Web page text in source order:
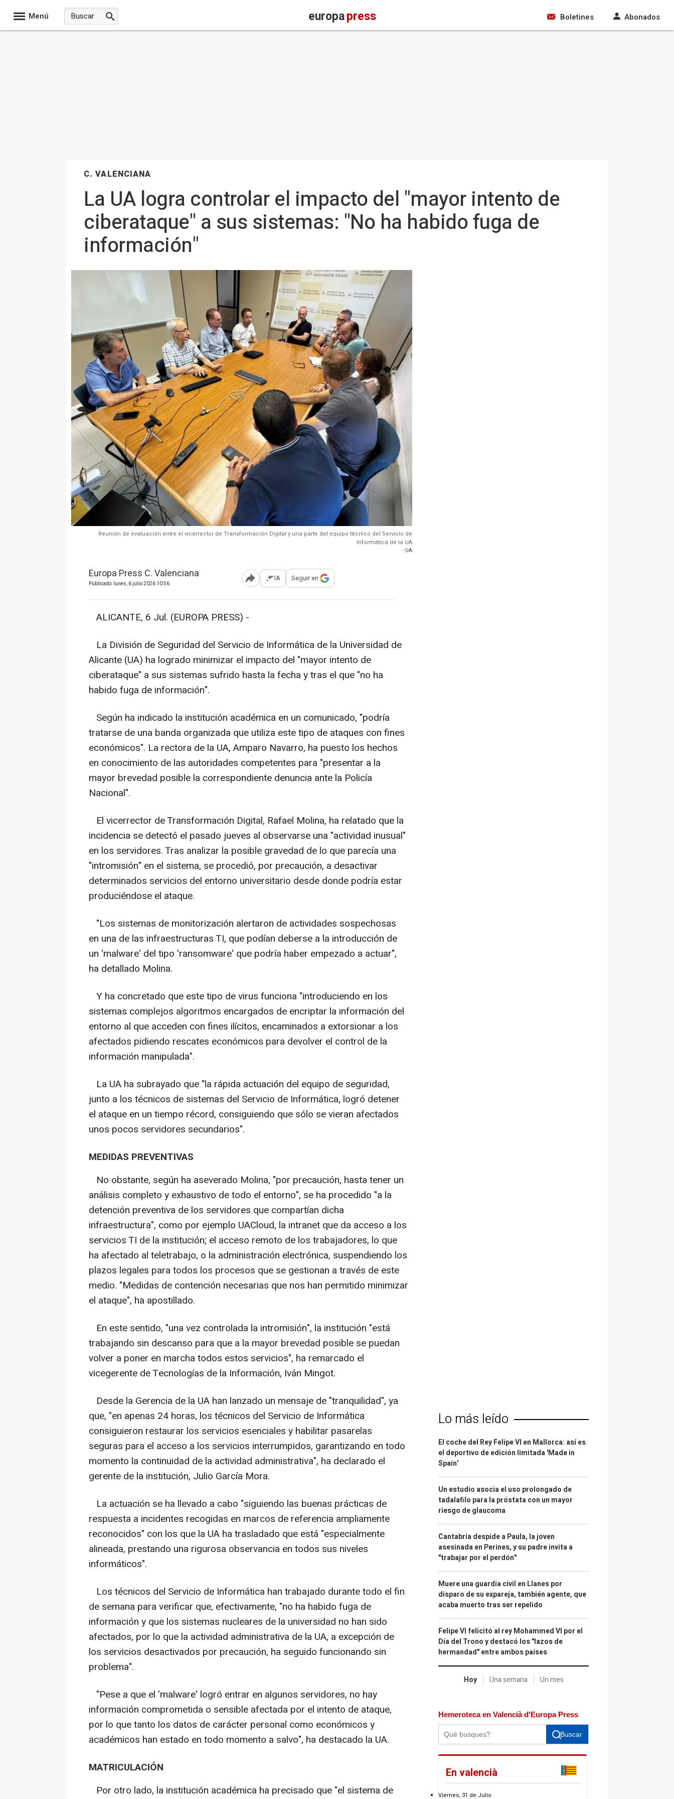
Menú europapress Boletines Abonados
C. VALENCIANA
La UA logra controlar el impacto del "mayor intento de
ciberataque" a sus sistemas: "No ha habido fuga de
información"
Reunión de evaluación entre el vicerrector de Transformación Digital y una parte del equipo técnico del Servicio de
Informática de la UA
- UA
Europa Press C. Valenciana
Publicado: lunes, 6 julio 2026 10:56 Abrir opciones para compartir
IA Seguir en
ALICANTE, 6 Jul. (EUROPA PRESS) -
La División de Seguridad del Servicio de Informática de la Universidad de
Alicante (UA) ha logrado minimizar el impacto del "mayor intento de
ciberataque" a sus sistemas sufrido hasta la fecha y tras el que "no ha
habido fuga de información".
Según ha indicado la institución académica en un comunicado, "podría
tratarse de una banda organizada que utiliza este tipo de ataques con fines
económicos". La rectora de la UA, Amparo Navarro, ha puesto los hechos
en conocimiento de las autoridades competentes para "presentar a la
mayor brevedad posible la correspondiente denuncia ante la Policía
Nacional".
El vicerrector de Transformación Digital, Rafael Molina, ha relatado que la
incidencia se detectó el pasado jueves al observarse una "actividad inusual"
en los servidores. Tras analizar la posible gravedad de lo que parecía una
"intromisión" en el sistema, se procedió, por precaución, a desactivar
determinados servicios del entorno universitario desde donde podría estar
produciéndose el ataque.
"Los sistemas de monitorización alertaron de actividades sospechosas
en una de las infraestructuras TI, que podían deberse a la introducción de
un 'malware' del tipo 'ransomware' que podría haber empezado a actuar",
ha detallado Molina.
Y ha concretado que este tipo de virus funciona "introduciendo en los
sistemas complejos algoritmos encargados de encriptar la información del
entorno al que acceden con fines ilícitos, encaminados a extorsionar a los
afectados pidiendo rescates económicos para devolver el control de la
información manipulada".
La UA ha subrayado que "la rápida actuación del equipo de seguridad,
junto a los técnicos de sistemas del Servicio de Informática, logró detener
el ataque en un tiempo récord, consiguiendo que sólo se vieran afectados
unos pocos servidores secundarios".
MEDIDAS PREVENTIVAS
No obstante, según ha aseverado Molina, "por precaución, hasta tener un
análisis completo y exhaustivo de todo el entorno", se ha procedido "a la
detención preventiva de los servidores que compartían dicha
infraestructura", como por ejemplo UACloud, la intranet que da acceso a los
servicios TI de la institución; el acceso remoto de los trabajadores, lo que
ha afectado al teletrabajo, o la administración electrónica, suspendiendo los
plazos legales para todos los procesos que se gestionan a través de este
medio. "Medidas de contención necesarias que nos han permitido minimizar
el ataque", ha apostillado.
En este sentido, "una vez controlada la intromisión", la institución "está
trabajando sin descanso para que a la mayor brevedad posible se puedan
volver a poner en marcha todos estos servicios", ha remarcado el
vicegerente de Tecnologías de la Información, Iván Mingot.
Desde la Gerencia de la UA han lanzado un mensaje de "tranquilidad", ya
que, "en apenas 24 horas, los técnicos del Servicio de Informática
consiguieron restaurar los servicios esenciales y habilitar pasarelas
seguras para el acceso a los servicios interrumpidos, garantizando en todo
momento la continuidad de la actividad administrativa", ha declarado el
gerente de la institución, Julio García Mora.
La actuación se ha llevado a cabo "siguiendo las buenas prácticas de
respuesta a incidentes recogidas en marcos de referencia ampliamente
reconocidos" con los que la UA ha trasladado que está "especialmente
alineada, prestando una rigurosa observancia en todos sus niveles
informáticos".
Los técnicos del Servicio de Informática han trabajado durante todo el fin
de semana para verificar que, efectivamente, "no ha habido fuga de
información y que los sistemas nucleares de la universidad no han sido
afectados, por lo que la actividad administrativa de la UA, a excepción de
los servicios desactivados por precaución, ha seguido funcionando sin
problema".
"Pese a que el 'malware' logró entrar en algunos servidores, no hay
información comprometida o sensible afectada por el intento de ataque,
por lo que tanto los datos de carácter personal como económicos y
académicos han estado en todo momento a salvo", ha destacado la UA.
MATRICULACIÓN
Por otro lado, la institución académica ha precisado que "el sistema de
Lo más leído
El coche del Rey Felipe VI en Mallorca: así es
el deportivo de edición limitada 'Made in
Spain'
Un estudio asocia el uso prolongado de
tadalafilo para la próstata con un mayor
riesgo de glaucoma
Cantabria despide a Paula, la joven
asesinada en Perines, y su padre invita a
"trabajar por el perdón"
Muere una guardia civil en Llanes por
disparo de su expareja, también agente, que
acaba muerto tras ser repelido
Felipe VI felicitó al rey Mohammed VI por el
Día del Trono y destacó los "lazos de
hermandad" entre ambos países
Hoy Una semana Un mes
Hemeroteca en Valencià d'Europa Press
Buscar
En valencià
Viernes, 31 de Julio